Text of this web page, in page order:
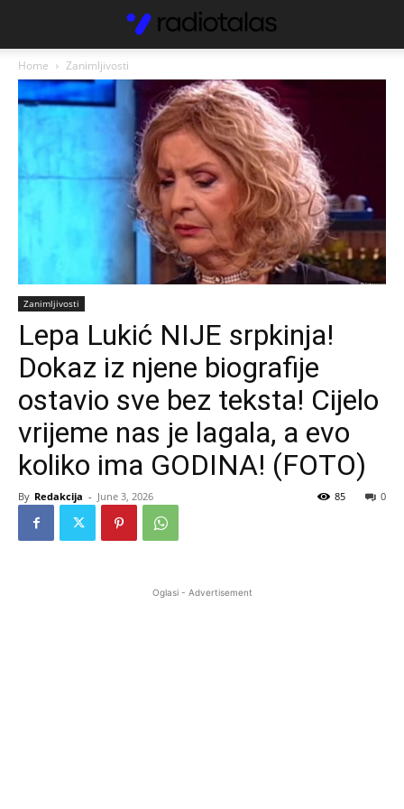
Home Zanimljivosti
Zanimljivosti
Lepa Lukić NIJE srpkinja!
Dokaz iz njene biografije
ostavio sve bez teksta! Cijelo
vrijeme nas je lagala, a evo
koliko ima GODINA! (FOTO)
By Redakcija - June 3, 2026 0
85
Oglasi - Advertisement